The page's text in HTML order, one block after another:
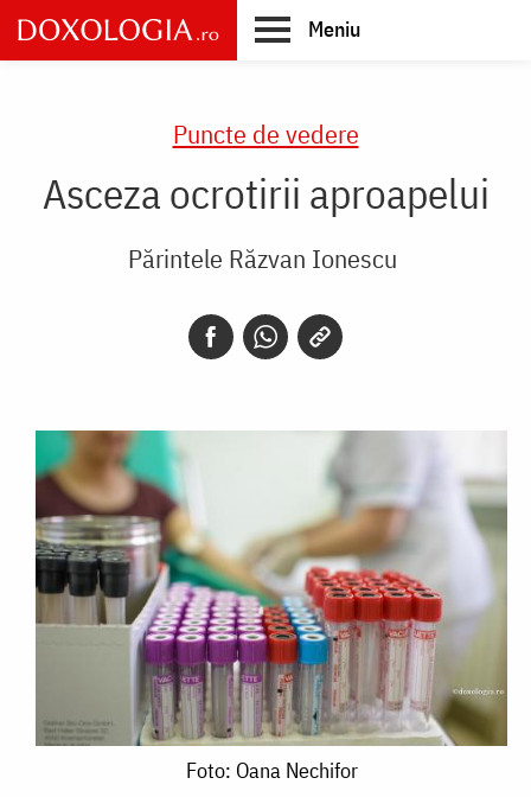
Skip
to
main
Meniu
Puncte de vedere
Asceza ocrotirii aproapelui
Părintele Răzvan Ionescu
Foto: Oana Nechifor